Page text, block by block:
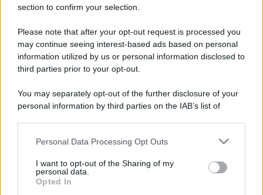
section to confirm your selection.
Please note that after your opt-out request is processed you
may continue seeing interest-based ads based on personal
information utilized by us or personal information disclosed to
third parties prior to your opt-out.
You may separately opt-out of the further disclosure of your
personal information by third parties on the IAB’s list of
This information may also be disclosed by us to third parties
disclose it to other third parties.
Please note that this website/app uses one or more Google
Personal Data Processing Opt Outs
I want to opt-out of the Sharing of my
personal data.
Opted In